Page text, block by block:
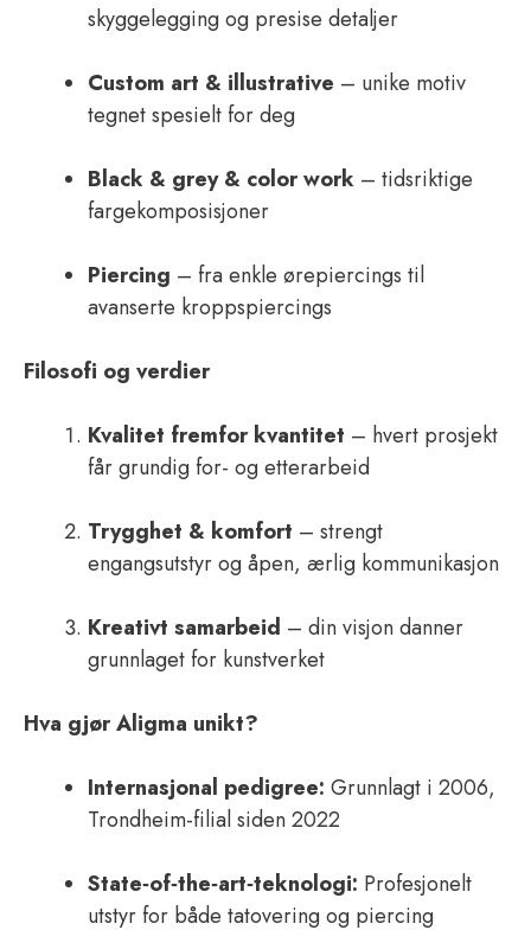
skyggelegging og presise detaljer
Custom art & illustrative – unike motiv
tegnet spesielt for deg
Black & grey & color work – tidsriktige
fargekomposisjoner
Piercing – fra enkle ørepiercings til
avanserte kroppspiercings
Filosofi og verdier
Kvalitet fremfor kvantitet – hvert prosjekt
får grundig for- og etterarbeid
Trygghet & komfort – strengt
engangsutstyr og åpen, ærlig kommunikasjon
Kreativt samarbeid – din visjon danner
grunnlaget for kunstverket
Hva gjør Aligma unikt?
Internasjonal pedigree: Grunnlagt i 2006,
Trondheim-filial siden 2022
State‑of‑the‑art‑teknologi: Profesjonelt
utstyr for både tatovering og piercing